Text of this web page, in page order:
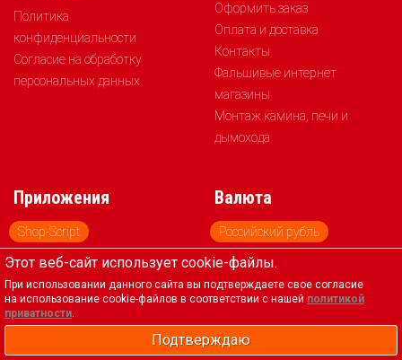
Политика
конфиденциальности
Согласие на обработку
персональных данных
Оформить заказ
Оплата и доставка
Контакты
Фальшивые интернет
магазины
Монтаж камина, печи и
дымохода
Приложения
Shop-Script
Валюта
Российский рубль
Доллар США Евро
Обратная связь
+7 (917) 578-88-83
Этот веб-сайт использует cookie-файлы.
При использовании данного сайта вы подтверждаете свое согласие
на использование cookie-файлов в соответствии с нашей политикой
приватности.
Подтверждаю